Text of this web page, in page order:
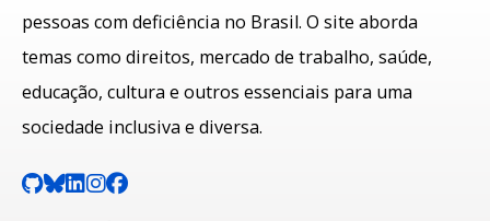
pessoas com deficiência no Brasil. O site aborda
temas como direitos, mercado de trabalho, saúde,
educação, cultura e outros essenciais para uma
sociedade inclusiva e diversa.